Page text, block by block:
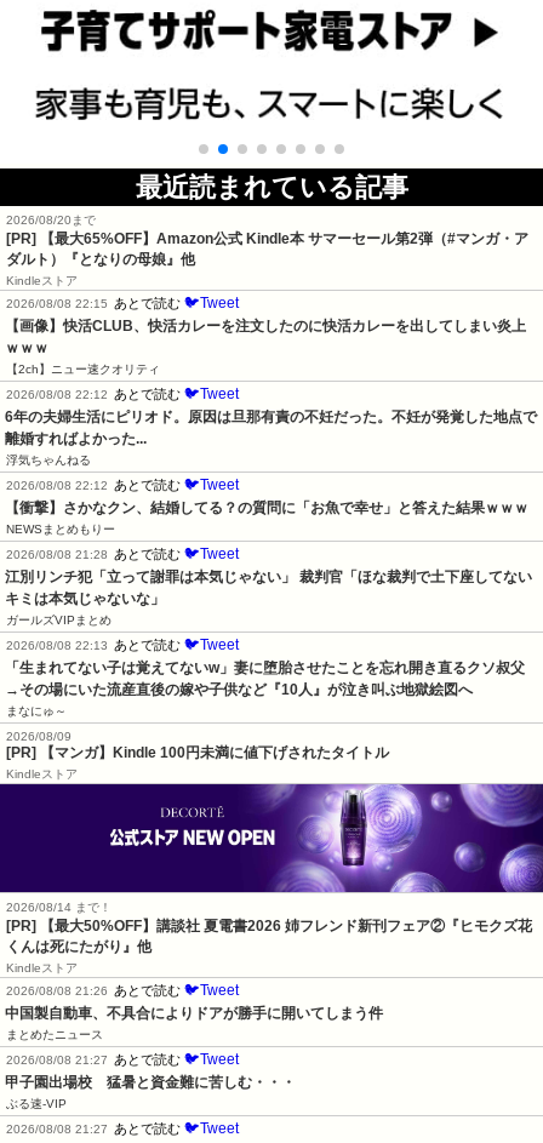
最近読まれている記事
2026/08/20まで
[PR]
【最大65%OFF】Amazon公式 Kindle本 サマーセール第2弾（#マンガ・ア
ダルト）『となりの母娘』他
Kindleストア
2026/08/08 22:15
あとで読む 🐦Tweet
【画像】快活CLUB、快活カレーを注文したのに快活カレーを出してしまい炎上
ｗｗｗ
【2ch】ニュー速クオリティ
2026/08/08 22:12
あとで読む 🐦Tweet
6年の夫婦生活にピリオド。原因は旦那有責の不妊だった。不妊が発覚した地点で
離婚すればよかった...
浮気ちゃんねる
2026/08/08 22:12
あとで読む 🐦Tweet
【衝撃】さかなクン、結婚してる？の質問に「お魚で幸せ」と答えた結果ｗｗｗ
NEWSまとめもりー
2026/08/08 21:28
あとで読む 🐦Tweet
江別リンチ犯「立って謝罪は本気じゃない」 裁判官「ほな裁判で土下座してない
キミは本気じゃないな」
ガールズVIPまとめ
2026/08/08 22:13
あとで読む 🐦Tweet
「生まれてない子は覚えてないw」妻に堕胎させたことを忘れ開き直るクソ叔父
→その場にいた流産直後の嫁や子供など『10人』が泣き叫ぶ地獄絵図へ
まなにゅ～
2026/08/09
[PR] 【マンガ】Kindle 100円未満に値下げされたタイトル
Kindleストア
2026/08/14 まで！
[PR] 【最大50%OFF】講談社 夏電書2026 姉フレンド新刊フェア②『ヒモクズ花
くんは死にたがり』他
Kindleストア
2026/08/08 21:26
あとで読む 🐦Tweet
中国製自動車、不具合によりドアが勝手に開いてしまう件
まとめたニュース
2026/08/08 21:27
あとで読む 🐦Tweet
甲子園出場校　猛暑と資金難に苦しむ・・・
ぶる速-VIP
2026/08/08 21:27
あとで読む 🐦Tweet